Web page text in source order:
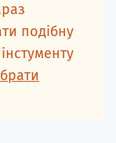
подібну